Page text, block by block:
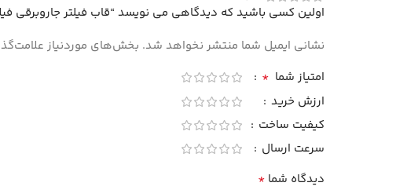
اولین کسی باشید که دیدگاهی می نویسد “قاب فیلتر جاروبرقی
نشانی ایمیل شما منتشر نخواهد شد. بخش‌های موردنیاز
امتیاز شما *
ارزش خرید
کیفیت ساخت
سرعت ارسال
دیدگاه شما *